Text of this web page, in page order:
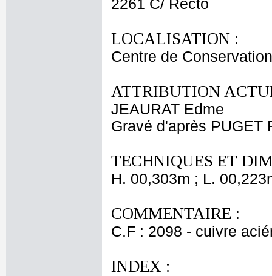
2261 C/ Recto
LOCALISATION :
Centre de
ATTRIBUTION
JEAURAT Edme
Gravé d'après PUGET
TECHNIQUES ET
H. 00,303m ; L.
COMMENTAIRE :
C.F : 2098 - cuivre
INDEX :